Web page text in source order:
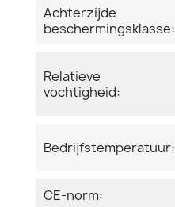
Achterzijde
beschermingsklasse:
Relatieve
vochtigheid:
Bedrijfstemperatuur:
CE-norm: